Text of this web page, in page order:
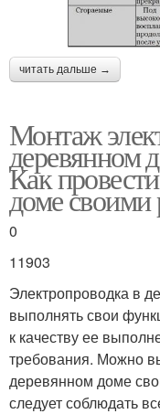
читать дальше →
Монтаж
деревянном
Как
доме своими
0
11903
Электропроводка в
выполнять свои
к качеству ее
требования. Можно
деревянном доме
следует соблюдать